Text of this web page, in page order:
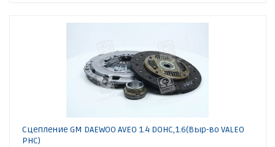
Сцепление GM DAEWOO AVEO 1.4 DOHC,1.6(Выр-во VALEO
PHC)